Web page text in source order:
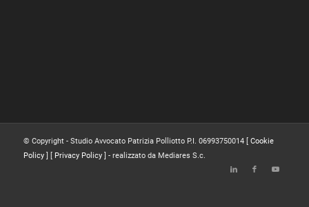
© Copyright - Studio Avvocato Patrizia Polliotto P.I. 06993750014 [ Cookie
Policy] [ Privacy Policy] - realizzato da Mediares S.c.